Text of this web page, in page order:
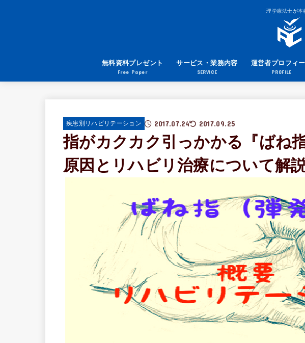
理学療法士が本
無料資料プレゼント
Free Paper
サービス・業務内容
SERVICE
運営者プロフィ
PROFILE
疾患別リハビリテーション 2017.07.24 2017.09.25
指がカクカク引っかかる『ばね
原因とリハビリ治療について解説